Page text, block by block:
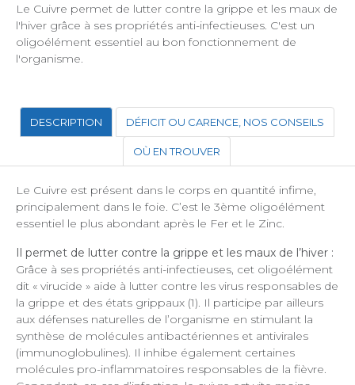
Le Cuivre permet de lutter contre la grippe et les maux de
l'hiver grâce à ses propriétés anti-infectieuses. C'est un
oligoélément essentiel au bon fonctionnement de
l'organisme.
DESCRIPTION DÉFICIT OU CARENCE, NOS CONSEILS
OÙ EN TROUVER
Le Cuivre est présent dans le corps en quantité infime,
principalement dans le foie. C’est le 3ème oligoélément
essentiel le plus abondant après le Fer et le Zinc.
Il permet de lutter contre la grippe et les maux de l’hiver :
Grâce à ses propriétés anti-infectieuses, cet oligoélément
dit « virucide » aide à lutter contre les virus responsables de
la grippe et des états grippaux (1). Il participe par ailleurs
aux défenses naturelles de l’organisme en stimulant la
synthèse de molécules antibactériennes et antivirales
(immunoglobulines). Il inhibe également certaines
molécules pro-inflammatoires responsables de la fièvre.